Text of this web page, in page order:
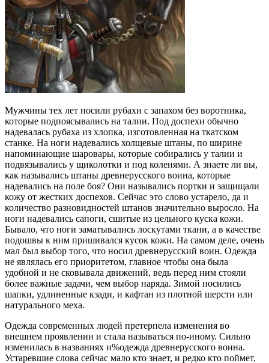
Мужчины тех лет носили рубахи с запахом без воротника,
которые подпоясывались на талии. Под доспехи обычно
надевалась рубаха из хлопка, изготовленная на ткатском
станке. На ноги надевались холщевые штаны, по ширине
напоминающие шаровары, которые собирались у талии и
подвязывались у щиколотки и под коленями. А знаете ли вы,
как назывались штаны древнерусского воина, которые
надевались на поле боя? Они назывались портки и защищали
кожу от жестких доспехов. Сейчас это слово устарело, да и
количество разновидностей штанов значительно выросло. На
ноги надевались сапоги, сшитые из цельного куска кожи.
Бывало, что ноги заматывались лоскутами ткани, а в качестве
подошвы к ним пришивался кусок кожи. На самом деле, очень
мал был выбор того, что носил древнерусский воин. Одежда
не являлась его приоритетом, главное чтобы она была
удобной и не сковывала движений, ведь перед ним стояли
более важные задачи, чем выбор наряда. Зимой носились
шапки, удлиненные кзади, и кафтан из плотной шерсти или
натурального меха.
Одежда современных людей претерпела изменения во
внешнем проявлении и стала называться по-иному. Сильно
изменилась в названиях и%одежда древнерусского воина.
Устаревшие слова сейчас мало кто знает, и редко кто поймет,